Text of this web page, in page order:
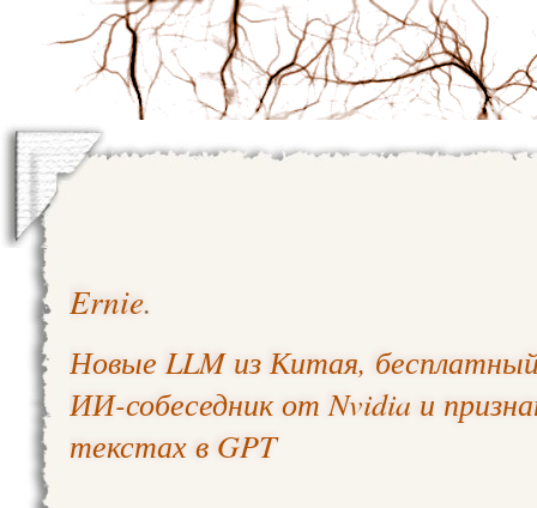
Ernie.
Новые LLM из Китая, бесплатный
ИИ-собеседник от Nvidia и
текстах в GPT